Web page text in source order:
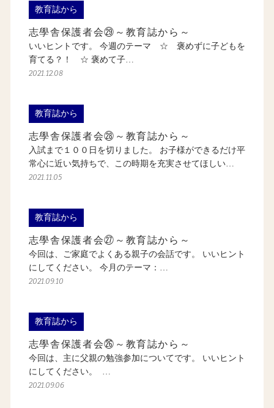
教育誌から
志學舎保護者会㉙～教育誌から～
いいヒントです。 今週のテーマ ☆ 褒めずに子どもを
育てる？！ ☆ 褒めて子…
2021.12.08
教育誌から
志學舎保護者会㉘～教育誌から～
入試まで１００日を切りました。 お子様ができるだけ平
常心に近い気持ちで、この時期を充実させてほしい…
2021.11.05
教育誌から
志學舎保護者会㉗～教育誌から～
今回は、ご家庭でよくある親子の会話です。 いいヒント
にしてください。 今月のテーマ：…
2021.09.10
教育誌から
志學舎保護者会㉖～教育誌から～
今回は、主に父親の勉強参加についてです。 いいヒント
にしてください。 …
2021.09.06